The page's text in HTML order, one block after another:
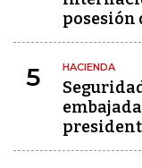
posesión
5 HACIENDA